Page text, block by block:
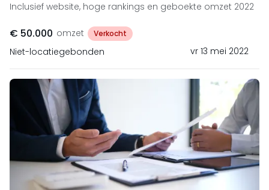
Inclusief website, hoge rankings en geboekte omzet 2022
€ 50.000 omzet Verkocht
Niet-locatiegebonden vr 13 mei 2022